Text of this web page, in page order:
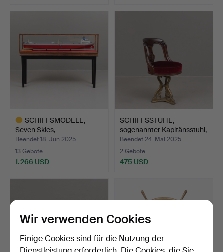
SCHIFFSMODELL,
Seven Skies,
Salénrederiern…
Beendet 18. Jun 2025
13 Gebote
1.266 USD
SCHIFFSSTUHL,
sogenannter Kapitänsstuhl,
S…
Beendet 24. Mai 2025
2 Gebote
475 USD
Wir verwenden Cookies
Einige Cookies sind für die Nutzung der